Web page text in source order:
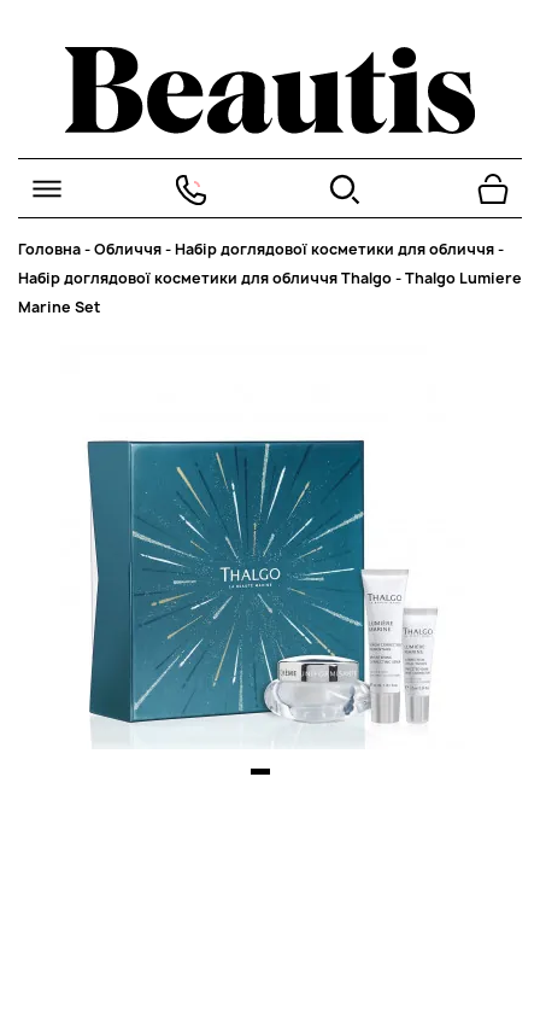
Головна-Обличчя-Набір доглядової косметики для обличчя-
Набір доглядової косметики для обличчя Thalgo-Thalgo Lumiere
Marine Set